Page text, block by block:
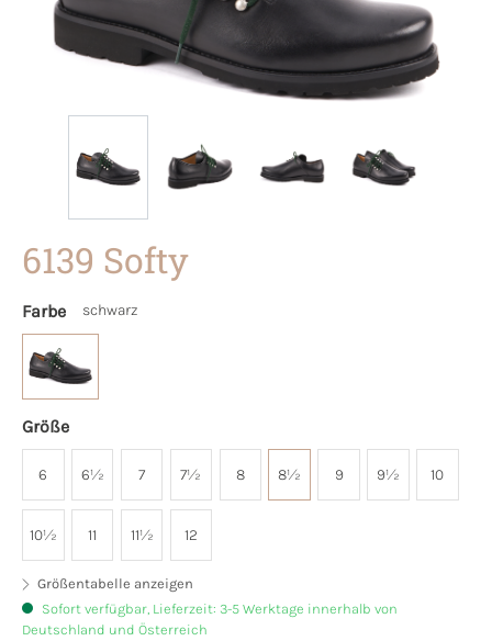
6139 Softy
Farbe schwarz
Größe
6 6½ 7 7½ 8 8½ 9 9½ 10
10½ 11 11½ 12
Größentabelle anzeigen
Sofort verfügbar, Lieferzeit: 3-5 Werktage innerhalb von
Deutschland und Österreich